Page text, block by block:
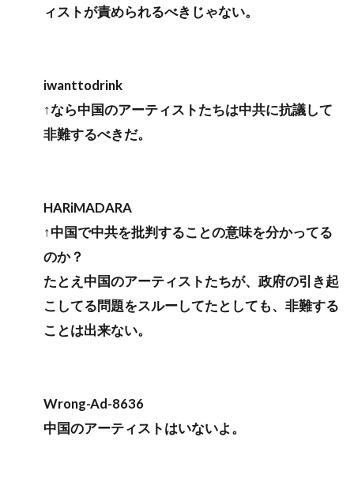
ィストが責められるべきじゃない。
iwanttodrink
↑なら中国のアーティストたちは中共に抗議して
非難するべきだ。
HARiMADARA
↑中国で中共を批判することの意味を分かってる
のか？
たとえ中国のアーティストたちが、政府の引き起
こしてる問題をスルーしてたとしても、非難する
ことは出来ない。
Wrong-Ad-8636
中国のアーティストはいないよ。